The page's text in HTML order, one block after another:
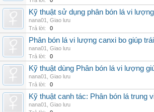
Kỹ thuật sử dụng phân bón lá vi
nana01
Giao lưu
Trả lời:
0
Phân bón lá vi lượng canxi bo giúp
nana01
Giao lưu
Trả lời:
0
Kỹ thuật dùng Phân bón lá vi lượng
nana01
Giao lưu
Trả lời:
0
Kỹ thuật canh tác: Phân bón lá trung
nana01
Giao lưu